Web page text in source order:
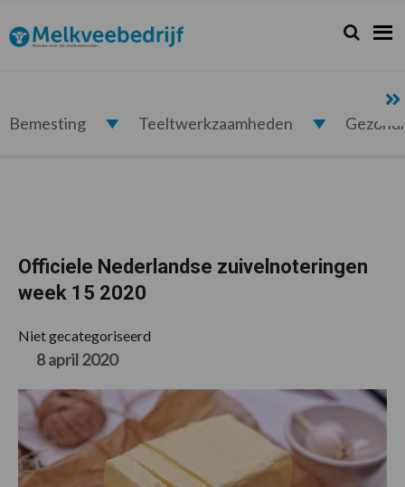
de
hoofdnavigatie
de
hoofd
de
eerste
de
voettekst
Melkveebedrijf.nl Zoeken...
Zoek
Bemesting Teeltwerkzaamheden
Officiele Nederlandse zuivelnoteringen
week 15 2020
Niet gecategoriseerd
8 april 2020